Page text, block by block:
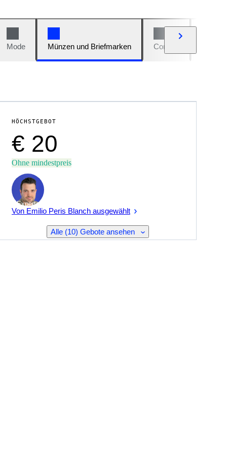
Mode Münzen und Briefmarken Comics
HÖCHSTGEBOT
€ 20
Ohne mindestpreis
Experte
Von Emilio Peris Blanch ausgewählt
Alle (10) Gebote ansehen